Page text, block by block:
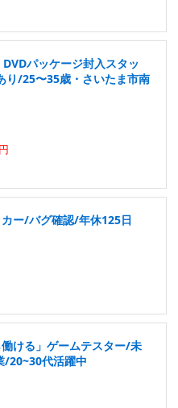
パッケージ封入スタッ
り/25〜35歳・さいたま市南
ー/バグ確認/年休125日
ける」ゲームテスター/未
/20~30代活躍中